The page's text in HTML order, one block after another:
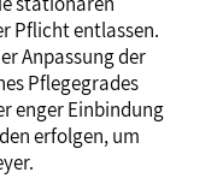
Pflicht entlassen.
Anpassung der
Pflegegrades
enger Einbindung
erfolgen, um